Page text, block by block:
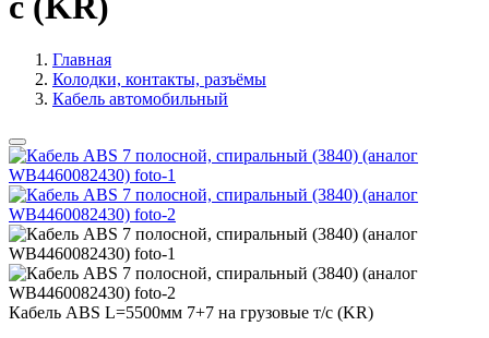
Главная
Колодки, контакты, разъёмы
Кабель автомобильный
Кабель ABS L=5500мм 7+7 на грузовые т/с (KR)